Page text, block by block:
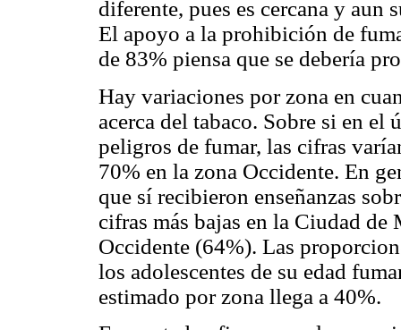
diferente, pues es cercana y aun
El apoyo a la prohibición de
de 83% piensa que se debería
Hay variaciones por zona en
acerca del tabaco. Sobre si en
peligros de fumar, las cifras
70% en la zona Occidente. En
que sí recibieron enseñanzas
cifras más bajas en la Ciudad
Occidente (64%). Las
los adolescentes de su edad
estimado por zona llega a 40%.